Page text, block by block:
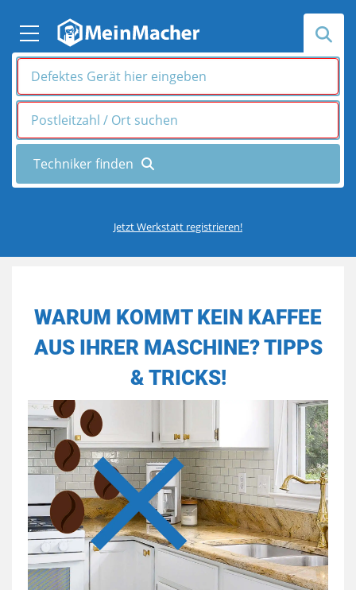
Jetzt Werkstatt registrieren!
WARUM KOMMT KEIN KAFFEE
AUS IHRER MASCHINE? TIPPS
& TRICKS!